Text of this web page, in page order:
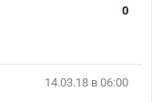
0
14.03.18 в 06:00